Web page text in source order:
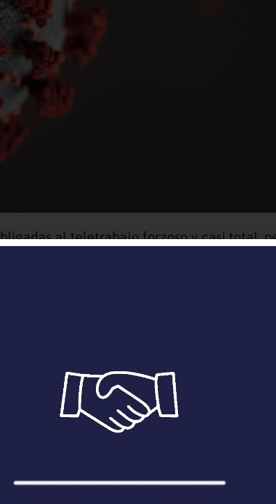
al teletrabajo forzoso y casi total,
y sus Líderes luego que la pandemia
y de organizarnos ocurrió sin que lo
presencial? Quizás cambiemos el modo y
Me sorprende ver a mis hijas
¿Qué rol tendrá el profesor a futuro? ¿En
a partir de la llegada del confinamiento
preocupación por cómo las personas
la prevención de la enfermedad, pero